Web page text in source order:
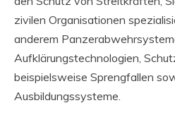
zivilen Organisationen
anderem
Aufklärungstechnologien,
beispielsweise Sprengfallen
Ausbildungssysteme.